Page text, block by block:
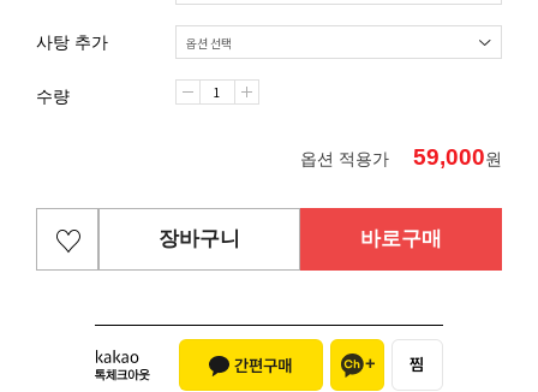
사탕 추가
수량
옵션 적용가 59,000원
장바구니 바로구매